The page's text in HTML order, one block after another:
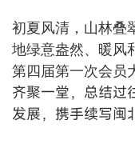
初夏风清，山林叠
地绿意盎然、暖风
第四届第一次会员
齐聚一堂，总结过
发展，携手续写闽